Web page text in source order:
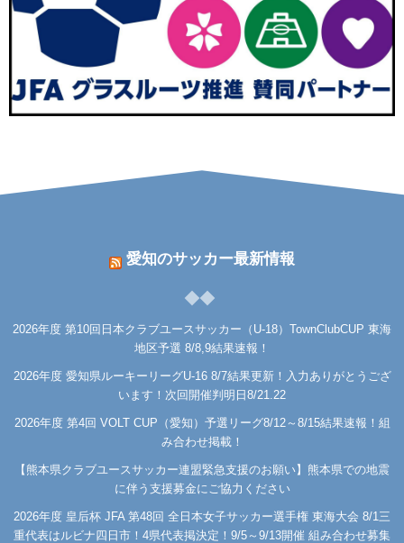
愛知のサッカー最新情報
2026年度 第10回日本クラブユースサッカー（U-18）TownClubCUP 東海
地区予選 8/8,9結果速報！
2026年度 愛知県ルーキーリーグU-16 8/7結果更新！入力ありがとうござ
います！次回開催判明日8/21.22
2026年度 第4回 VOLT CUP（愛知）予選リーグ8/12～8/15結果速報！組
み合わせ掲載！
【熊本県クラブユースサッカー連盟緊急支援のお願い】熊本県での地震
に伴う支援募金にご協力ください
2026年度 皇后杯 JFA 第48回 全日本女子サッカー選手権 東海大会 8/1三
重代表はルビナ四日市！4県代表掲決定！9/5～9/13開催 組み合わせ募集